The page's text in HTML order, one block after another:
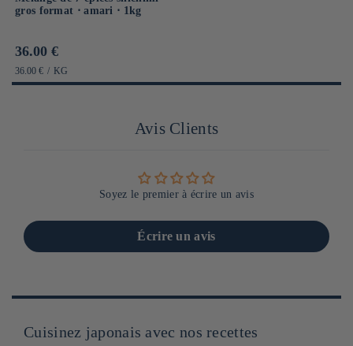
gros format ⋅ amari ⋅ 1kg
Prix
habituel
36.00 €
PRIX
UNITAIRE
36.00 € / PAR
KG
Avis Clients
Soyez le premier à écrire un avis
Écrire un avis
Cuisinez japonais avec nos recettes